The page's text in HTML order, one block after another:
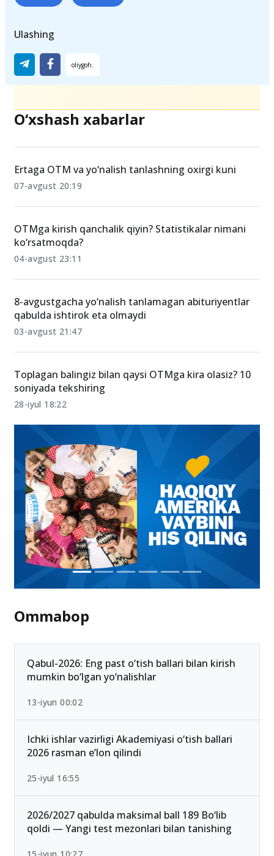
Teglar
abituriyent
Ulashing
O‘xshash xabarlar
Ertaga OTM va yo‘nalish tanlashning oxirgi kuni
07-avgust 20:19
ko‘rsatmoqda?
04-avgust 23:11
qabulda ishtirok eta olmaydi
03-avgust 21:47
soniyada tekshiring
28-iyul 18:22
Ommabop
Qabul-2026: Eng past o‘tish ballari bilan kirish
mumkin bo‘lgan yo‘nalishlar
13-iyun 00:02
Ichki ishlar vazirligi Akademiyasi o‘tish ballari
2026 rasman e’lon qilindi
25-iyul 16:55